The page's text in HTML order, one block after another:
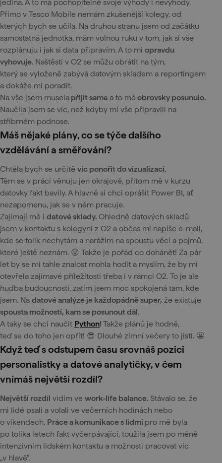
jediná. A to má pochopitelně svoje výhody i nevýhody.
Přímo v Tesco Mobile nemám zkušenější kolegy, od
kterých bych se učila. Na druhou stranu jsem od začátku
samostatná jednotka, mám volnou ruku v tom, jak si vše
rozplánuju i jak si data připravím. A to mi opravdu
vyhovuje. Naštěstí v O2 se můžu obrátit na tým,
který se vyloženě zabývá datovým skladem a reportingem
a dokáže mi poradit.
Na vše jsem musela přijít sama a to mě obrovsky posunulo.
Naučila jsem se víc, než kdyby mi vše připravili na
stříbrném podnose.
Máš nějaké plány, co se týče dalšího
vzdělávání a směřování?
Chtěla bych se určitě víc ponořit do vizualizací.
Těm se v práci věnuju jen okrajově, přitom mě v kurzu
datovky fakt bavily. A hlavně si chci oprášit Power BI, ať
nezapomenu, jak se v něm pracuje.
Zajímají mě i datové sklady. Ohledně datových skladů
jsem v kontaktu s kolegyní z O2 a občas mi napíše e-mail,
kde se tolik nechytám a narážím na spoustu věcí a pojmů,
které ještě neznám. 😜 Takže je pořád co dohánět! Za pár
let by se mi tahle znalost mohla hodit a myslím, že by mi
otevřela zajímavé příležitosti třeba i v rámci O2. To je ale
hudba budoucnosti, zatím jsem moc spokojená tam, kde
jsem. Na datové analýze je každopádně super, že existuje
spousta možností, kam se posunout dál.
A taky se chci naučit Python! Takže plánů je hodně,
teď se do toho jen opřít! 😎 Dlouhé zimní večery to jistí. 😬
Když teď s odstupem času srovnáš pozici
personalistky a datové analytičky, v čem
vnímáš největší rozdíl?
Největší rozdíl vidím ve work-life balance. Stávalo se, že
mi lidé psali a volali ve večerních hodinách nebo
o víkendech. Práce a komunikace s lidmi pro mě byla
po tolika letech fakt vyčerpávající, toužila jsem po méně
intenzivním lidském kontaktu a možnosti pracovat víc
„v hlavě“.